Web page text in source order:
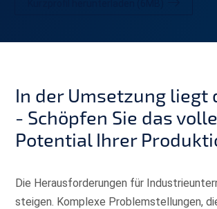
In der Umsetzung liegt
- Schöpfen Sie das volle
Potential Ihrer
Die Herausforderungen für
steigen. Komplexe Problemstellungen,